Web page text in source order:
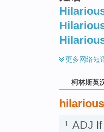
更多网络短
柯林斯英
hilarious
1. ADJ